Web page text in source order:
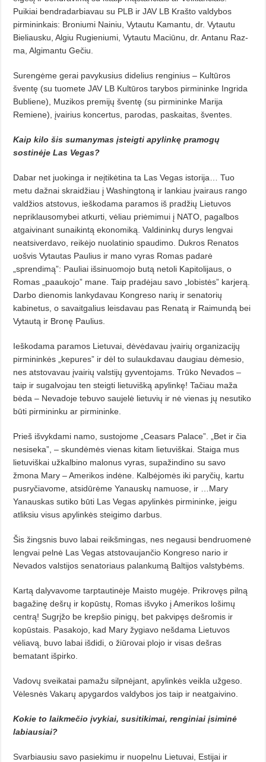
Puikiai bendradarbiavau su PLB ir JAV LB Krašto valdybos
pirmininkais: Bro­niu­mi Nainiu, Vytautu Kamantu, dr. Vytautu
Bieliausku, Algiu Rugieniu­mi, Vytautu Maciūnu, dr. Antanu Raz­
ma, Algimantu Gečiu.
Surengėme gerai pavykusius di­delius renginius – Kultūros
šventę (su tuomete JAV LB Kultūros tarybos pirmininke Ingrida
Bubliene), Muzi­kos premijų šventę (su pirmininke Marija
Remiene), įvairius koncertus, parodas, paskaitas, šventes.
Kaip kilo šis sumanymas įsteig­ti apylinkę pramogų
sostinėje Las Vegas?
Dabar net juokinga ir neįtikėtina ta Las Vegas istorija… Tuo
metu dažnai skraidžiau į Washingtoną ir lan­kiau įvairaus rango
valdžios atsto­vus, ieškodama paramos iš pradžių Lietuvos
nepriklausomybei atkurti, vėliau priėmimui į NATO, pagalbos
atgaivinant sunaikintą ekonomiką. Valdininkų durys lengvai
neatsiverdavo, reikėjo nuolatinio spaudimo. Dukros Renatos
uošvis Vytautas Pau­lius ir mano vyras Romas padarė
„sprendimą”: Pauliai išsinuomojo bu­tą netoli Kapitolijaus, o
Romas „pa­aukojo” mane. Taip pradėjau savo „lo­bistės” karjerą.
Darbo dienomis lan­kydavau Kongreso narių ir senatorių
kabinetus, o savaitgalius leisdavau pas Renatą ir Raimundą bei
Vytautą ir Bronę Paulius.
Ieškodama paramos Lietuvai, dė­vėdavau įvairių organizacijų
pirmi­ni­n­kės „kepures” ir dėl to sulaukda­vau daugiau dėmesio,
nes atstovavau įvairių valstijų gyventojams. Trūko Nevados –
taip ir sugalvojau ten steig­ti lietuvišką apylinkę! Tačiau maža
bėda – Nevadoje tebuvo saujelė lietuvių ir nė vienas jų nesutiko
būti pirmininku ar pirmininke.
Prieš išvykdami namo, sustojo­me „Ceasars Palace”. „Bet ir čia
ne­si­seka”, – skundėmės vienas kitam lie­tuviškai. Staiga mus
lietuviškai už­kal­bino malonus vyras, supažindino su savo
žmona Mary – Amerikos indė­ne. Kalbėjomės iki paryčių, kartu
pus­­ryčiavome, atsidūrėme Yanauskų namuose, ir …Mary
Yanauskas suti­ko būti Las Vegas apylinkės pirmi­nin­ke, jeigu
atliksiu visus apylinkės steigimo darbus.
Šis žingsnis buvo labai reikšmingas, nes negausi bendruomenė
lengvai pelnė Las Vegas atstovaujančio Kongreso nario ir
Nevados valstijos senatoriaus palankumą Baltijos valstybėms.
Kartą dalyvavome tarptautinėje Maisto mugėje. Prikrovęs pilną
baga­žinę dešrų ir kopūstų, Romas išvyko į Amerikos lošimų
centrą! Sugrįžo be krepšio pinigų, bet pakvipęs dešro­mis ir
kopūstais. Pasakojo, kad Mary žygiavo nešdama Lietuvos
vėliavą, buvo labai išdidi, o žiūrovai plojo ir visas dešras
bematant išpirko.
Vadovų sveikatai pamažu silpnėjant, apylinkės veikla užgeso.
Vėles­nės Vakarų apygardos valdybos jos taip ir neatgaivino.
Kokie to laikmečio įvykiai, su­sitikimai, renginiai įsiminė
labiau­siai?
Svarbiausiu savo pasiekimu ir nuopelnu Lietuvai, Estijai ir